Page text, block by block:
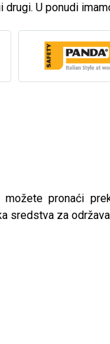
drugi. U ponudi
možete pronaći
sredstva za